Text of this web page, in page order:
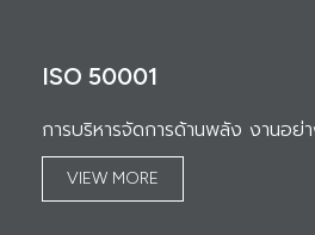
ISO 50001
การบริหารจัดการด้านพลัง งานอย่
VIEW MORE